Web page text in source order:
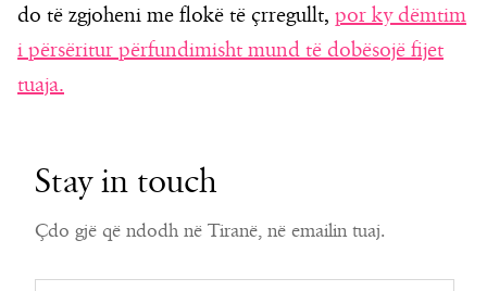
do të zgjoheni me flokë të çrregullt, por ky dëmtim
i përsëritur përfundimisht mund të dobësojë fijet
tuaja.
Stay in touch
Çdo gjë që ndodh në Tiranë, në emailin tuaj.